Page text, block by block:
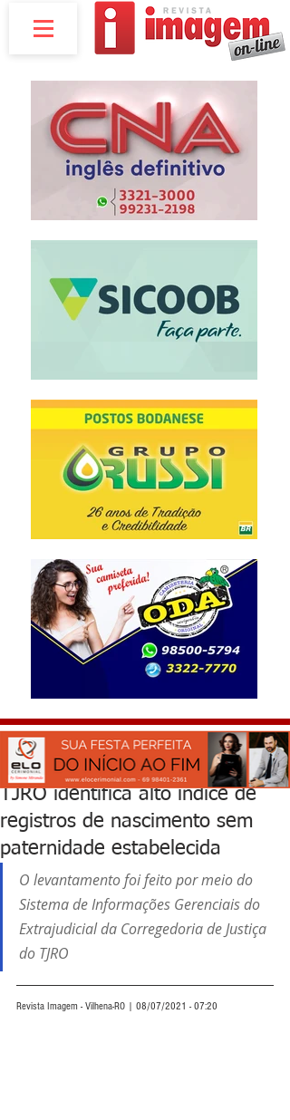
TJRO identifica alto índice de
registros de nascimento sem
paternidade estabelecida
O levantamento foi feito por meio do
Sistema de Informações Gerenciais do
Extrajudicial da Corregedoria de Justiça
do TJRO
Revista Imagem - Vilhena-RO | 08/07/2021 - 07:20